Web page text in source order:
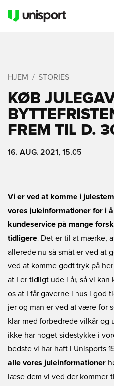
HJEM STORIES
KØB
FREM TIL D.
16. AUG. 2021, 15.05
Vi er ved at komme i
vores juleinformationer for i
kundeservice på mange
tidligere. Det er til at mærke,
allerede nu så småt er ved at
ved at komme godt tryk på
at I er tidligt ude i år, så vi kan
os at I får gaverne i hus i god
jer og man er ved at være for
klar med forbedrede vilkår og
ikke har noget sidestykke i
bedste vi har haft i Unisports
alle vores juleinformationer
læse dem vi ved der kommer